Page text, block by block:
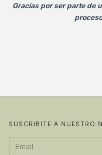
Gracias por ser parte de
SUSCRIBITE A NUESTRO